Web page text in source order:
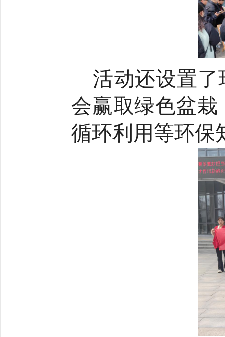
活动还设置了
会赢取绿色盆
循环利用等环保